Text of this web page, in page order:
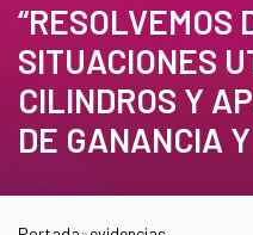
“RESOLVEMOS
SITUACIONES
CILINDROS Y
DE GANANCIA